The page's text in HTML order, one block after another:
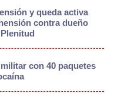
y queda activa
contra dueño
con 40 paquetes